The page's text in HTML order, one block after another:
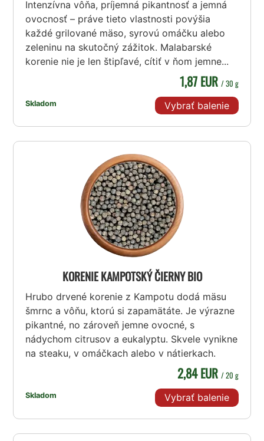
Intenzívna vôňa, príjemná pikantnosť a jemná
ovocnosť – práve tieto vlastnosti povýšia
každé grilované mäso, syrovú omáčku alebo
zeleninu na skutočný zážitok. Malabarské
korenie nie je len štipľavé, cítiť v ňom jemne...
Skladom
1,87 EUR / 30 g
Vybrať balenie
KORENIE KAMPOTSKÝ ČIERNY BIO
Hrubo drvené korenie z Kampotu dodá mäsu
šmrnc a vôňu, ktorú si zapamätáte. Je výrazne
pikantné, no zároveň jemne ovocné, s
nádychom citrusov a eukalyptu. Skvele vynikne
na steaku, v omáčkach alebo v nátierkach.
Skladom
2,84 EUR / 20 g
Vybrať balenie